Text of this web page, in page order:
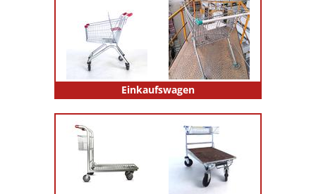
Einkaufswagen